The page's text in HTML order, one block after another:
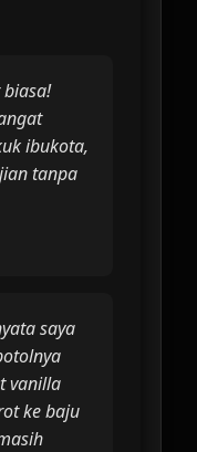
ibukota,
tanpa
saya
vanilla
ke baju